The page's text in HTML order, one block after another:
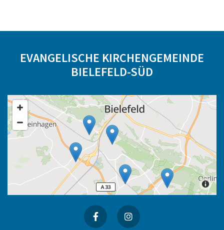
EVANGELISCHE KIRCHENGEMEINDE
BIELEFELD-SÜD